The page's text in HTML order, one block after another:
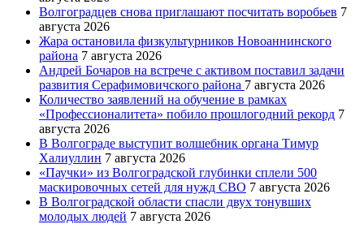
Волгоградцев снова приглашают посчитать воробьев 7
августа 2026
Жара остановила физкультурников Новоаннинского
района 7 августа 2026
Андрей Бочаров на встрече с активом поставил задачи
развития Серафимовичского района 7 августа 2026
Количество заявлений на обучение в рамках
«Профессионалитета» побило прошлогодний рекорд 7
августа 2026
В Волгограде выступит волшебник органа Тимур
Халиуллин 7 августа 2026
«Паучки» из Волгоградской глубинки сплели 500
маскировочных сетей для нужд СВО 7 августа 2026
В Волгоградской области спасли двух тонувших
молодых людей 7 августа 2026